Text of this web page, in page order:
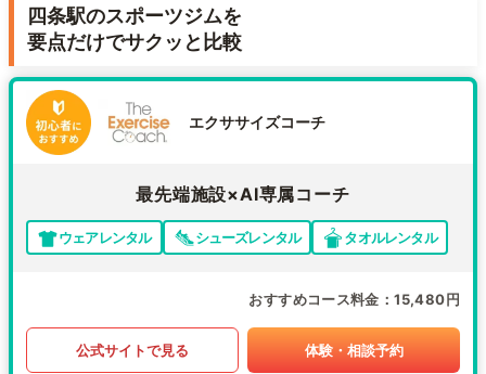
四条駅のスポーツジムを
要点だけでサクッと比較
エクササイズコーチ
最先端施設×AI専属コーチ
ウェアレンタル シューズレンタル タオルレンタル
おすすめコース料金 15,480円
公式サイトで見る 体験・相談予約